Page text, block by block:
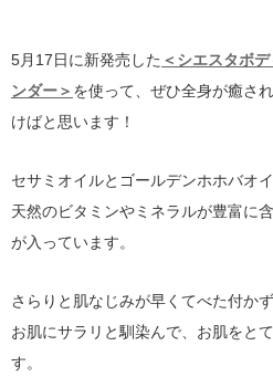
5月17日に新発売した ＜シエスタボ
ンダー＞ を使って、ぜひ全身が癒さ
けばと思います！
セサミオイルとゴールデンホホバオ
天然のビタミンやミネラルが豊富に
が入っています。
さらりと肌なじみが早くてべた付か
お肌にサラリと馴染んで、お肌をと
す。